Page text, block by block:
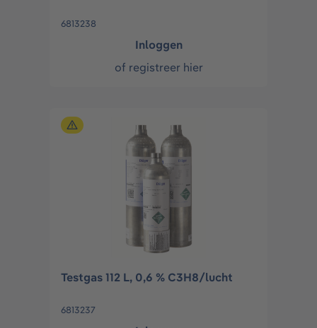
6813238
Inloggen
of registreer hier
Testgas 112 L, 0,6 % C3H8/lucht
6813237